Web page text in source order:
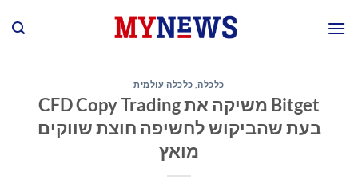
כלכלה, כלכלה עולמית
Bitget משיקה את CFD Copy Trading
בעת שהביקוש לחשיפה חוצת שווקים
מואץ